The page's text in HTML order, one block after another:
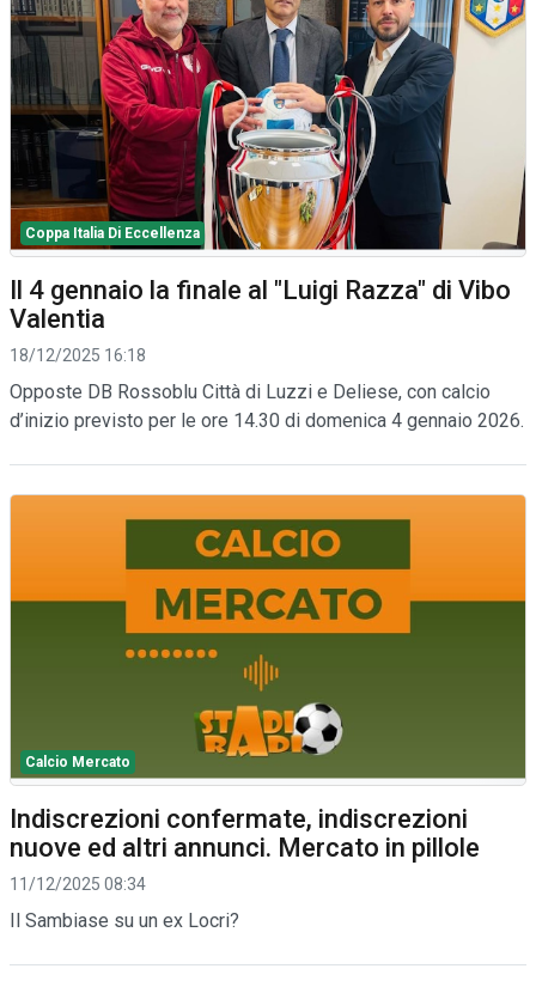
Coppa Italia Di Eccellenza
Il 4 gennaio la finale al "Luigi Razza" di Vibo
Valentia
18/12/2025 16:18
Opposte DB Rossoblu Città di Luzzi e Deliese, con calcio
d’inizio previsto per le ore 14.30 di domenica 4 gennaio 2026.
Calcio Mercato
Indiscrezioni confermate, indiscrezioni
nuove ed altri annunci. Mercato in pillole
11/12/2025 08:34
Il Sambiase su un ex Locri?